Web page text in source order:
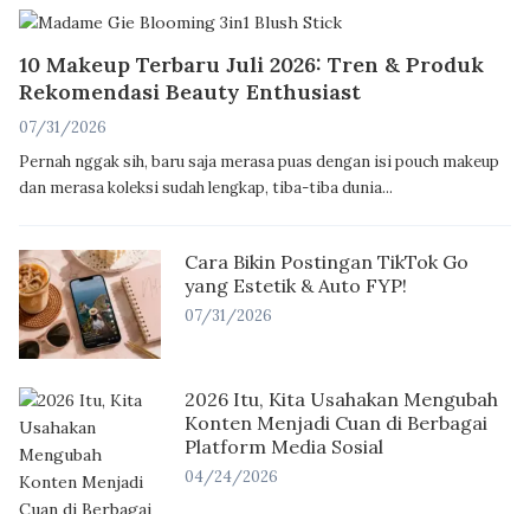
10 Makeup Terbaru Juli 2026: Tren & Produk
Rekomendasi Beauty Enthusiast
07/31/2026
Pernah nggak sih, baru saja merasa puas dengan isi pouch makeup
dan merasa koleksi sudah lengkap, tiba-tiba dunia...
Cara Bikin Postingan TikTok Go
yang Estetik & Auto FYP!
07/31/2026
2026 Itu, Kita Usahakan Mengubah
Konten Menjadi Cuan di Berbagai
Platform Media Sosial
04/24/2026